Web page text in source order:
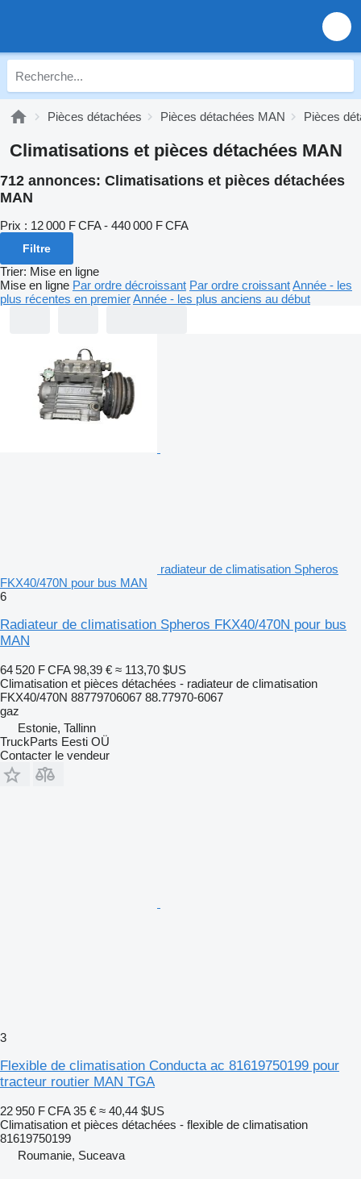
Pièces détachées Pièces détachées MAN Pièces
Climatisations et pièces détachées MAN
712 annonces: Climatisations et pièces détachées
MAN
Prix : 12 000 F CFA - 440 000 F CFA
Filtre
Trier: Mise en ligne
Mise en ligne Par ordre décroissant Par ordre croissantAnnée - les
plus récentes en premierAnnée - les plus anciens au début
radiateur de climatisation Spheros
FKX40/470N pour bus MAN
6
Radiateur de climatisation Spheros FKX40/470N pour bus
MAN
64 520 F CFA 98,39 € ≈ 113,70 $US
Climatisation et pièces détachées - radiateur de climatisation
FKX40/470N 88779706067 88.77970-6067
gaz
Estonie, Tallinn
TruckParts Eesti OÜ
Contacter le vendeur
3
Flexible de climatisation Conducta ac 81619750199 pour
tracteur routier MAN TGA
22 950 F CFA 35 € ≈ 40,44 $US
Climatisation et pièces détachées - flexible de climatisation
81619750199
Roumanie, Suceava